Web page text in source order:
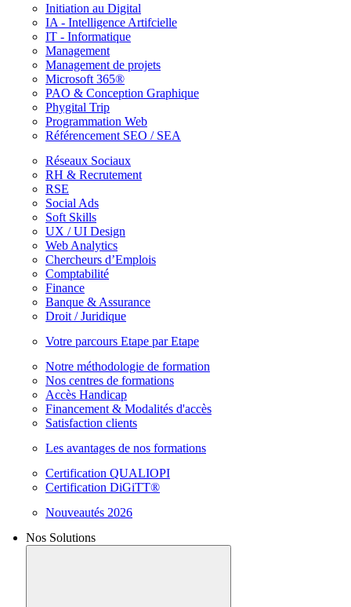
Initiation au Digital
IA - Intelligence Artifcielle
IT - Informatique
Management
Management de projets
Microsoft 365®
PAO & Conception Graphique
Phygital Trip
Programmation Web
Référencement SEO / SEA
Réseaux Sociaux
RH & Recrutement
RSE
Social Ads
Soft Skills
UX / UI Design
Web Analytics
Chercheurs d’Emplois
Comptabilité
Finance
Banque & Assurance
Droit / Juridique
Votre parcours Etape par Etape
Notre méthodologie de formation
Nos centres de formations
Accès Handicap
Financement & Modalités d'accès
Satisfaction clients
Les avantages de nos formations
Certification QUALIOPI
Certification DiGiTT®
Nouveautés 2026
Nos Solutions